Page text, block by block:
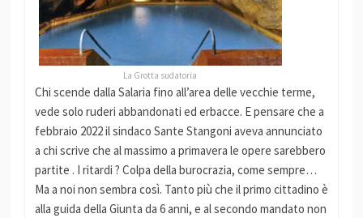
La Grotta sudatoria
Chi scende dalla Salaria fino all’area delle vecchie terme,
vede solo ruderi abbandonati ed erbacce. E pensare che a
febbraio 2022 il sindaco Sante Stangoni aveva annunciato
a chi scrive che al massimo a primavera le opere sarebbero
partite . I ritardi ? Colpa della burocrazia, come sempre…
Ma a noi non sembra così. Tanto più che il primo cittadino è
alla guida della Giunta da 6 anni, e al secondo mandato non